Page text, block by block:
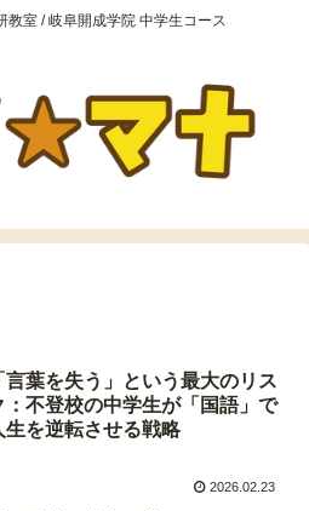
教室 / 岐阜開成学院 中学生コース
言葉を失う」という最大のリス
：不登校の中学生が「国語」で
生を逆転させる戦略
2026.02.23